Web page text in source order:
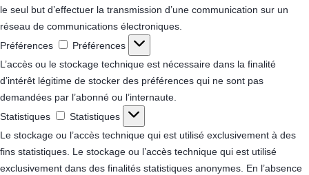
le seul but d’effectuer la transmission d’une communication sur un
réseau de communications électroniques.
Préférences
Préférences
L’accès ou le stockage technique est nécessaire dans la finalité
d’intérêt légitime de stocker des préférences qui ne sont pas
demandées par l’abonné ou l’internaute.
Statistiques
Statistiques
Le stockage ou l’accès technique qui est utilisé exclusivement à des
fins statistiques. Le stockage ou l’accès technique qui est utilisé
exclusivement dans des finalités statistiques anonymes. En l’absence